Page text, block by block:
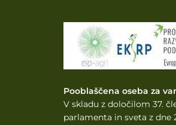
Pooblaščena oseba za
V skladu z določilom 37.
parlamenta in sveta z dne